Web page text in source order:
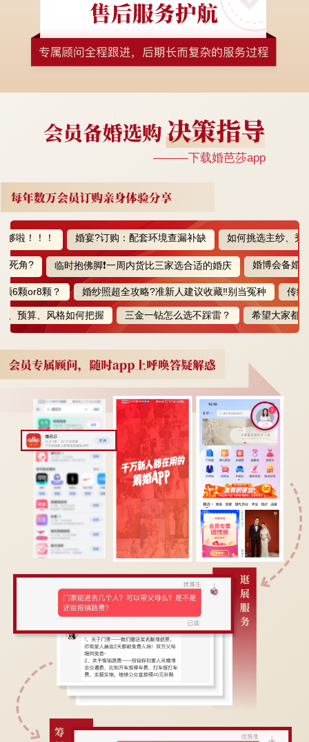
———下载婚芭莎app
！！！ 婚宴?订购：配套环境查漏补缺 如何挑选主纱、秀禾
? 临时抱佛脚❗️一周内货比三家选合适的婚庆 婚博会备婚医美
or8颗？ 婚纱照超全攻略?准新人建议收藏‼️别当冤种 传统婚
算、风格如何把握 三金一钻怎么选不踩雷？ 希望大家都能遇